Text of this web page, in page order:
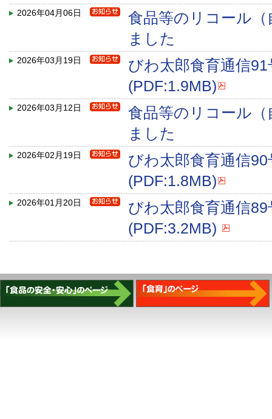
2026年04月06日
食品等のリコール
ました
2026年03月19日
びわ太郎食育通信
(PDF:1.9MB)
2026年03月12日
食品等のリコール
ました
2026年02月19日
びわ太郎食育通信
(PDF:1.8MB)
2026年01月20日
びわ太郎食育通信
(PDF:3.2MB)